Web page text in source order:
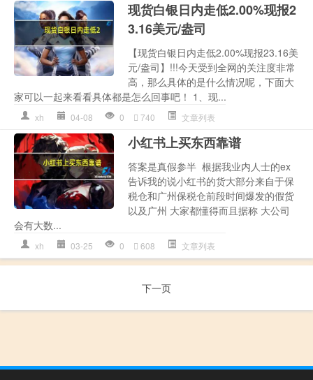
现货白银日内走低2.00%现报2
3.16美元/盎司
【现货白银日内走低2.00%现报23.16美
元/盎司】!!!今天受到全网的关注度非常
高，那么具体的是什么情况呢，下面大
家可以一起来看看具体都是怎么回事吧！ 1、现...
xh 04-08 0 740 文章列表
小红书上买东西靠谱
答案是真假参半 根据我业内人士的ex
告诉我的说小红书的货大部分来自于保
税仓和广州保税仓前段时间爆发的假货
以及广州 大家都懂得而且据称 大公司
会有大数...
xh 03-25 0 608 文章列表
下一页